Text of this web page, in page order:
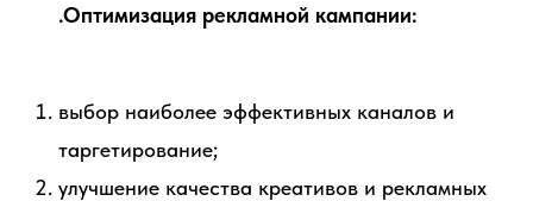
.Оптимизация рекламной кампании:
выбор наиболее эффективных каналов и
таргетирование;
улучшение качества креативов и рекламных